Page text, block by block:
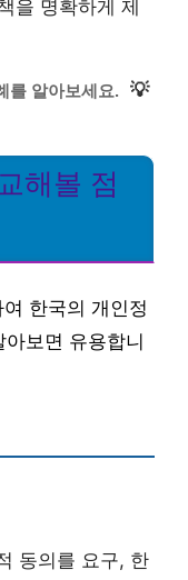
을 명확하게 제
를 알아보세요. 💡
해볼 점
한국의 개인정
보면 유용합니
동의를 요구, 한